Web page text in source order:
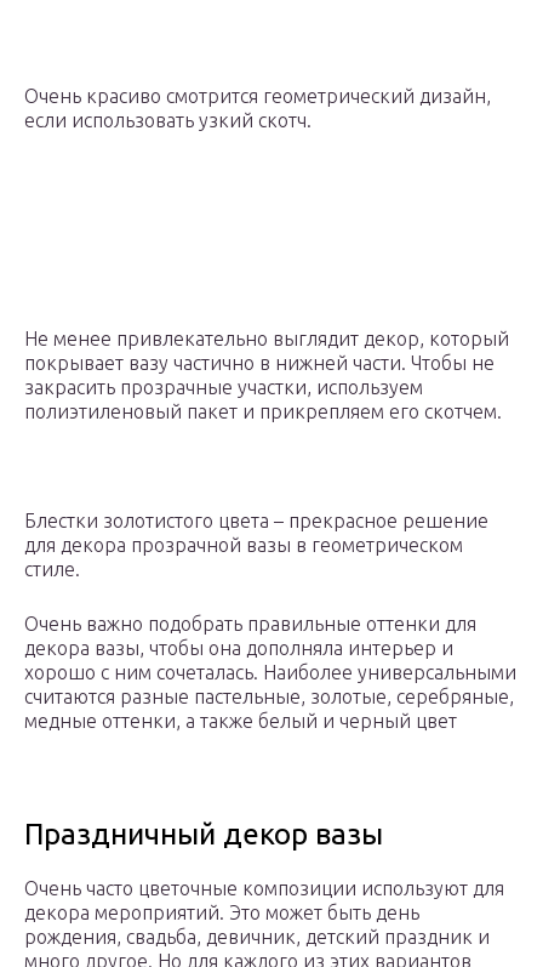
Очень красиво смотрится геометрический дизайн,
если использовать узкий скотч.
Не менее привлекательно выглядит декор, который
покрывает вазу частично в нижней части. Чтобы не
закрасить прозрачные участки, используем
полиэтиленовый пакет и прикрепляем его скотчем.
Блестки золотистого цвета – прекрасное решение
для декора прозрачной вазы в геометрическом
стиле.
Очень важно подобрать правильные оттенки для
декора вазы, чтобы она дополняла интерьер и
хорошо с ним сочеталась. Наиболее универсальными
считаются разные пастельные, золотые, серебряные,
медные оттенки, а также белый и черный цвет
Праздничный декор вазы
Очень часто цветочные композиции используют для
декора мероприятий. Это может быть день
рождения, свадьба, девичник, детский праздник и
много другое. Но для каждого из этих вариантов